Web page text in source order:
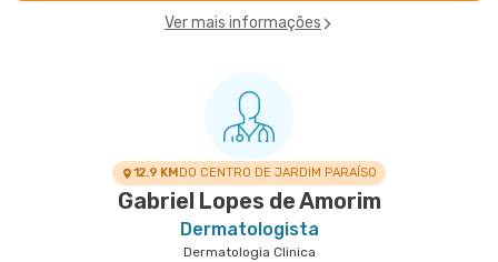
Ver mais informações
12.9 KMDO CENTRO DE JARDIM PARAÍSO
Gabriel Lopes de Amorim
Dermatologista
Dermatologia Clinica